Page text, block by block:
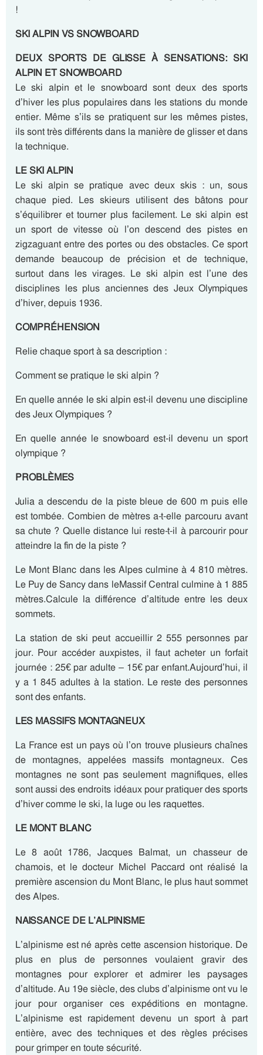
!
SKI ALPIN VS SNOWBOARD
DEUX SPORTS DE GLISSE À SENSATIONS: SKI
ALPIN ET SNOWBOARD
Le ski alpin et le snowboard sont deux des sports
d’hiver les plus populaires dans les stations du monde
entier. Même s’ils se pratiquent sur les mêmes pistes,
ils sont très différents dans la manière de glisser et dans
la technique.
LE SKI ALPIN
Le ski alpin se pratique avec deux skis : un, sous
chaque pied. Les skieurs utilisent des bâtons pour
s’équilibrer et tourner plus facilement. Le ski alpin est
un sport de vitesse où l’on descend des pistes en
zigzaguant entre des portes ou des obstacles. Ce sport
demande beaucoup de précision et de technique,
surtout dans les virages. Le ski alpin est l’une des
disciplines les plus anciennes des Jeux Olympiques
d’hiver, depuis 1936.
COMPRÉHENSION
Relie chaque sport à sa description :
Comment se pratique le ski alpin ?
En quelle année le ski alpin est-il devenu une discipline
des Jeux Olympiques ?
En quelle année le snowboard est-il devenu un sport
olympique ?
PROBLÈMES
Julia a descendu de la piste bleue de 600 m puis elle
est tombée. Combien de mètres a-t-elle parcouru avant
sa chute ? Quelle distance lui reste-t-il à parcourir pour
atteindre la fin de la piste ?
Le Mont Blanc dans les Alpes culmine à 4 810 mètres.
Le Puy de Sancy dans leMassif Central culmine à 1 885
mètres.Calcule la différence d’altitude entre les deux
sommets.
La station de ski peut accueillir 2 555 personnes par
jour. Pour accéder auxpistes, il faut acheter un forfait
journée : 25€ par adulte – 15€ par enfant.Aujourd’hui, il
y a 1 845 adultes à la station. Le reste des personnes
sont des enfants.
LES MASSIFS MONTAGNEUX
La France est un pays où l’on trouve plusieurs chaînes
de montagnes, appelées massifs montagneux. Ces
montagnes ne sont pas seulement magnifiques, elles
sont aussi des endroits idéaux pour pratiquer des sports
d’hiver comme le ski, la luge ou les raquettes.
LE MONT BLANC
Le 8 août 1786, Jacques Balmat, un chasseur de
chamois, et le docteur Michel Paccard ont réalisé la
première ascension du Mont Blanc, le plus haut sommet
des Alpes.
NAISSANCE DE L’ALPINISME
L’alpinisme est né après cette ascension historique. De
plus en plus de personnes voulaient gravir des
montagnes pour explorer et admirer les paysages
d’altitude. Au 19e siècle, des clubs d’alpinisme ont vu le
jour pour organiser ces expéditions en montagne.
L’alpinisme est rapidement devenu un sport à part
entière, avec des techniques et des règles précises
pour grimper en toute sécurité.